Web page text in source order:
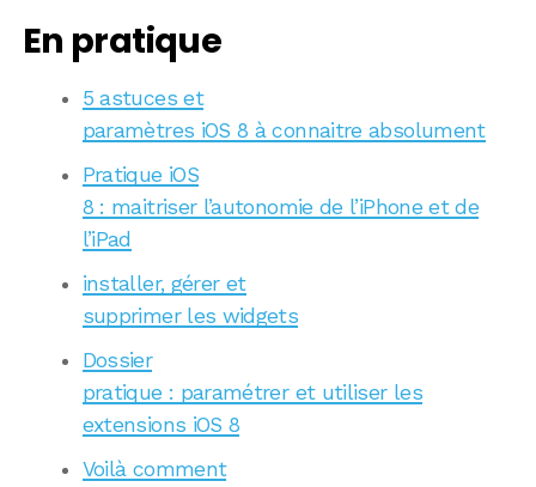
En pratique
5 astuces et
paramètres iOS 8 à connaitre absolument
Pratique iOS
8 : maitriser l’autonomie de l’iPhone et de
l’iPad
installer, gérer et
supprimer les widgets
Dossier
pratique : paramétrer et utiliser les
extensions iOS 8
Voilà comment